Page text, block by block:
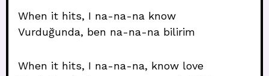
When it hits, I na-na-na know
Vurduğunda, ben na-na-na bilirim
When it hits, I na-na-na, know love